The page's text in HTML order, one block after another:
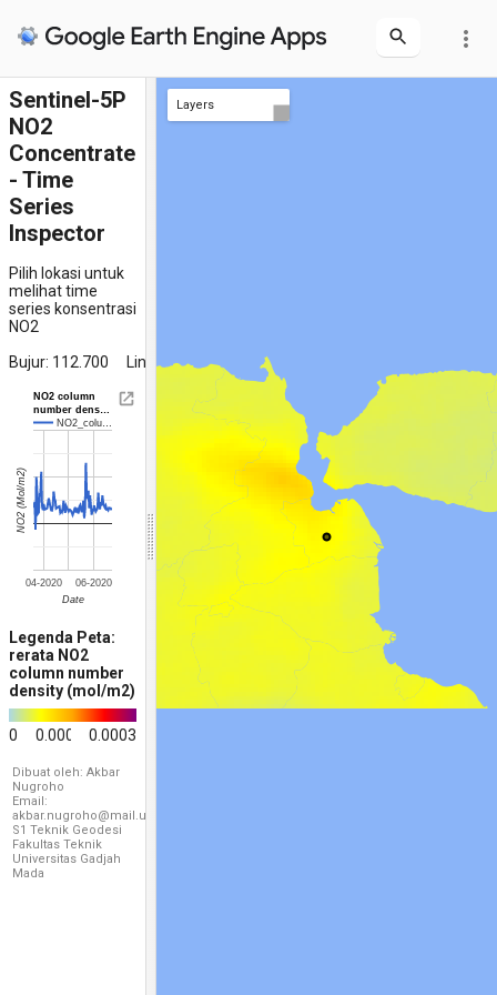
more_vert
Layers
Sentinel-5P
NO2
Concentrate
- Time
Series
Inspector
Pilih lokasi untuk
melihat time
series konsentrasi
NO2
Bujur: 112.700
Lintang: -7.290
NO2 column
number dens…
NO2_colu…
04-2020
06-2020
Date
NO2 (Mol/m2)
Legenda Peta:
rerata NO2
column number
density (mol/m2)
0 0.000150.0003
Dibuat oleh: Akbar
Nugroho
Email:
akbar.nugroho@mail.ugn.ac.id
S1 Teknik Geodesi
Fakultas Teknik
Universitas Gadjah
Mada